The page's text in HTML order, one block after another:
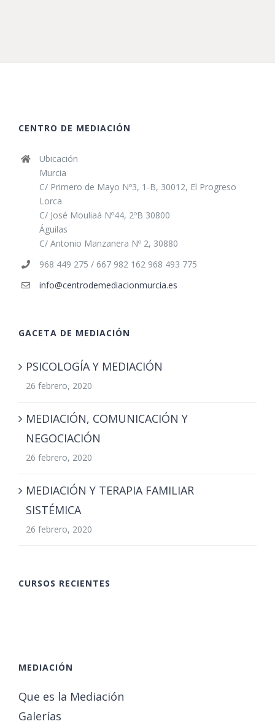
CENTRO DE MEDIACIÓN
Ubicación
Murcia
C/ Primero de Mayo Nº3, 1-B, 30012, El Progreso
Lorca
C/ José Mouliaá Nº44, 2ºB 30800
Águilas
C/ Antonio Manzanera Nº 2, 30880
968 449 275 / 667 982 162 968 493 775
info@centrodemediacionmurcia.es
GACETA DE MEDIACIÓN
PSICOLOGÍA Y MEDIACIÓN
26 febrero, 2020
MEDIACIÓN, COMUNICACIÓN Y
NEGOCIACIÓN
26 febrero, 2020
MEDIACIÓN Y TERAPIA FAMILIAR
SISTÉMICA
26 febrero, 2020
CURSOS RECIENTES
MEDIACIÓN
Que es la Mediación
Galerías